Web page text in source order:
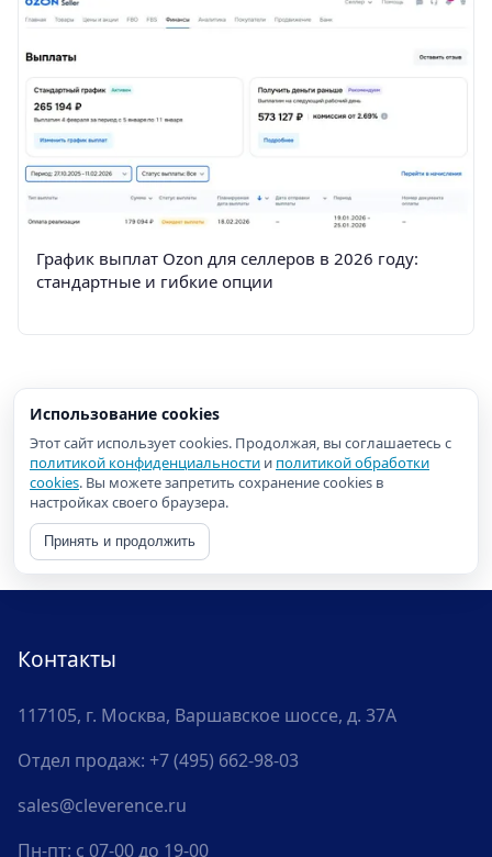
График выплат Ozon для селлеров в 2026 году:
стандартные и гибкие опции
Использование cookies
Этот сайт использует cookies. Продолжая, вы соглашаетесь с
политикой конфиденциальности и политикой обработки
cookies. Вы можете запретить сохранение cookies в
настройках своего браузера.
Принять и продолжить
Контакты
117105, г. Москва, Варшавское шоссе, д. 37А
Отдел продаж: +7 (495) 662-98-03
sales@cleverence.ru
Пн-пт: с 07-00 до 19-00